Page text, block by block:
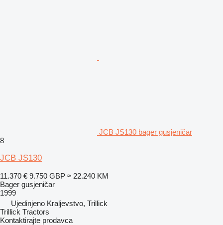
JCB JS130 bager gusjeničar
8
JCB JS130
11.370 € 9.750 GBP ≈ 22.240 KM
Bager gusjeničar
1999
Ujedinjeno Kraljevstvo, Trillick
Trillick Tractors
Kontaktirajte prodavca